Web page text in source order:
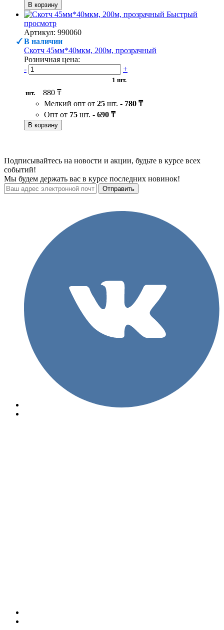
В корзину
Быстрый
просмотр
Артикул: 990060
В наличии
Скотч 45мм*40мкм, 200м, прозрачный
Розничная цена:
-
+
1 шт.
шт.
880 ₸
Мелкий опт от 25 шт. - 780 ₸
Опт от 75 шт. - 690 ₸
В корзину
Подписывайтесь на новости и акции, будьте в курсе всех
событий!
Мы будем держать вас в курсе последних новинок!